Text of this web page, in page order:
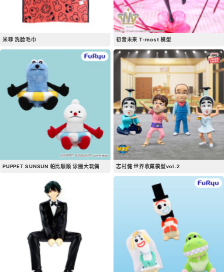
米菲 洗脸毛巾 初音未来 T-most 模型
PUPPET SUNSUN 帕比顺顺 泳圈大玩偶 志村健 世界收藏模型vol.2